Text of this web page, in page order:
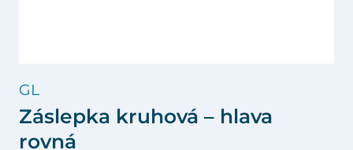
GL
Záslepka kruhová – hlava
rovná